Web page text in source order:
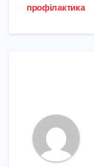
профілактика